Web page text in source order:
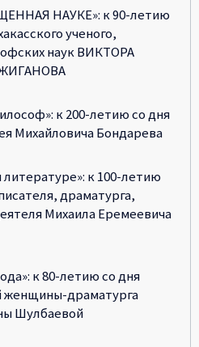
НАУКЕ»: к 90-летию
ученого,
наук ВИКТОРА
к 200-летию со дня
Михайловича Бондарева
к 100-летию
драматурга,
Михаила Еремеевича
к 80-летию со дня
женщины-драматурга
Шулбаевой